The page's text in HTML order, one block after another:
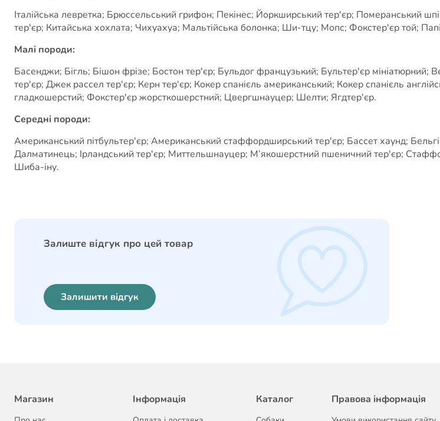
Італійська левретка; Брюссельський грифон; Пекінес; Йоркширський тер'єр; Померанський
тер'єр; Китайська хохлата; Чихуахуа; Мальтійська болонка; Ши-тцу; Мопс; Фокстер'єр той;
Малі породи:
Басенджи; Бігль; Бішон фрізе; Бостон тер'єр; Бульдог французький; Бультер'єр мініатюрний;
тер'єр; Джек рассел тер'єр; Керн тер'єр; Кокер спанієль американський; Кокер спанієль
гладкошерстий; Фокстер'єр жорсткошерстний; Цвергшнауцер; Шелти; Ягдтер'єр.
Середні породи:
Американський пітбультер'єр; Американський стаффордширський тер'єр; Бассет хаунд;
Далматинець; Ірландський тер'єр; Миттельшнауцер; М’якошерстний пшеничний тер'єр;
Шиба-іну.
Залиште відгук про цей товар
Залишити відгук
Магазин Інформація Каталог Правова інформація